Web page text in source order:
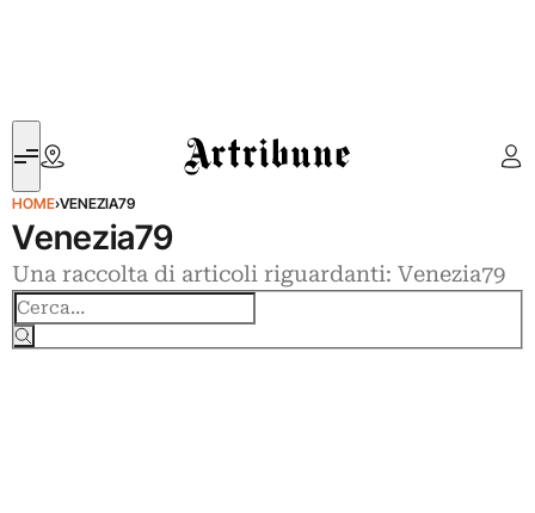
Artribune
HOME›VENEZIA79
Venezia79
Una raccolta di articoli riguardanti: Venezia79